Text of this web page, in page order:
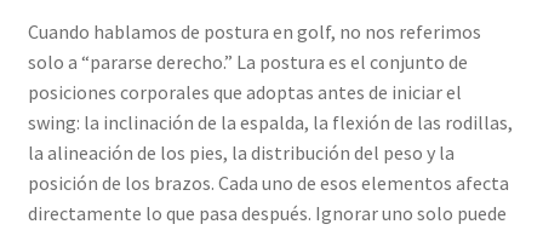
Cuando hablamos de postura en golf, no nos referimos
solo a “pararse derecho.” La postura es el conjunto de
posiciones corporales que adoptas antes de iniciar el
swing: la inclinación de la espalda, la flexión de las rodillas,
la alineación de los pies, la distribución del peso y la
posición de los brazos. Cada uno de esos elementos afecta
directamente lo que pasa después. Ignorar uno solo puede